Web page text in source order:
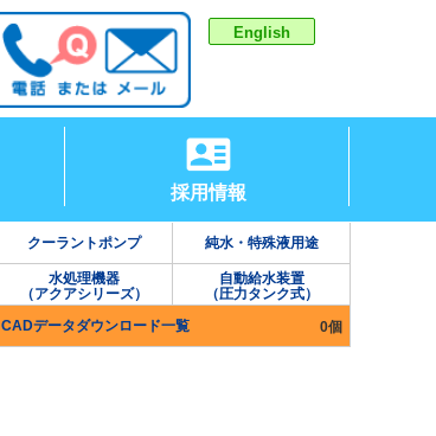
English
採用情報
クーラントポンプ 純水・特殊液用途
水処理機器
（アクアシリーズ）
自動給水装置
（圧力タンク式）
CADデータダウンロード一覧 0個